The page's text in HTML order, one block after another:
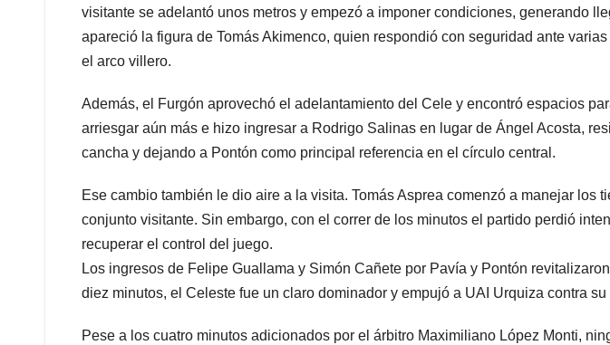
visitante se adelantó unos metros y empezó a imponer condiciones, generando
apareció la figura de Tomás Akimenco, quien respondió con seguridad ante
el arco villero.
Además, el Furgón aprovechó el adelantamiento del Cele y encontró espacios
arriesgar aún más e hizo ingresar a Rodrigo Salinas en lugar de Ángel Acosta,
cancha y dejando a Pontón como principal referencia en el círculo central.
Ese cambio también le dio aire a la visita. Tomás Asprea comenzó a manejar los
conjunto visitante. Sin embargo, con el correr de los minutos el partido perdió
recuperar el control del juego.
Los ingresos de Felipe Guallama y Simón Cañete por Pavía y Pontón
diez minutos, el Celeste fue un claro dominador y empujó a UAI Urquiza contra
Pese a los cuatro minutos adicionados por el árbitro Maximiliano López Monti,